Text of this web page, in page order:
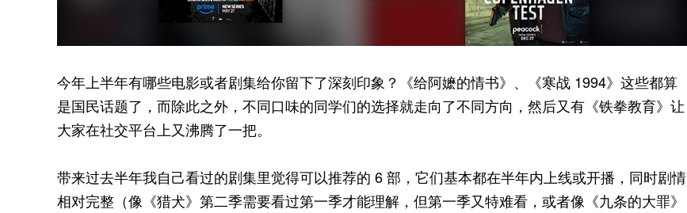
今年上半年有哪些电影或者剧集给你留下了深刻印象？《给阿嬷的情书》、《寒战 1994》这些都算
是国民话题了，而除此之外，不同口味的同学们的选择就走向了不同方向，然后又有《铁拳教育》让
大家在社交平台上又沸腾了一把。
带来过去半年我自己看过的剧集里觉得可以推荐的 6 部，它们基本都在半年内上线或开播，同时剧情
相对完整（像《猎犬》第二季需要看过第一季才能理解，但第一季又特难看，或者像《九条的大罪》